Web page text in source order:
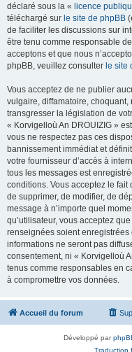
déclaré sous la « licence
téléchargé sur le site de phpBB
de faciliter les discussions sur
être tenu comme responsable
acceptons et que nous
phpBB, veuillez consulter le site
Vous acceptez de ne publier
vulgaire, diffamatoire,
transgresser la législation de
« Korvigelloù An DROUIZIG »
vous ne respectez pas ces
bannissement immédiat et
votre fournisseur d’accès à
tous les messages est
conditions. Vous acceptez le fait
de supprimer, de modifier, de
message à n’importe quel
qu’utilisateur, vous acceptez
renseignées soient
informations ne seront pas
consentement, ni « Korvigelloù
tenus comme responsables en
à compromettre vos données.
Accueil du forum
Développé par
Traduction